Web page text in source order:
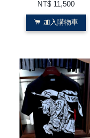
NT$ 11,500
加入購物車